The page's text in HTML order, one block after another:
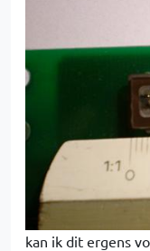
kan ik dit ergens